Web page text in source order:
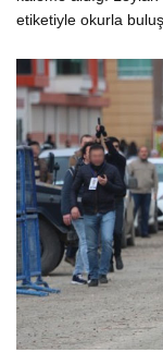
etiketiyle okurla